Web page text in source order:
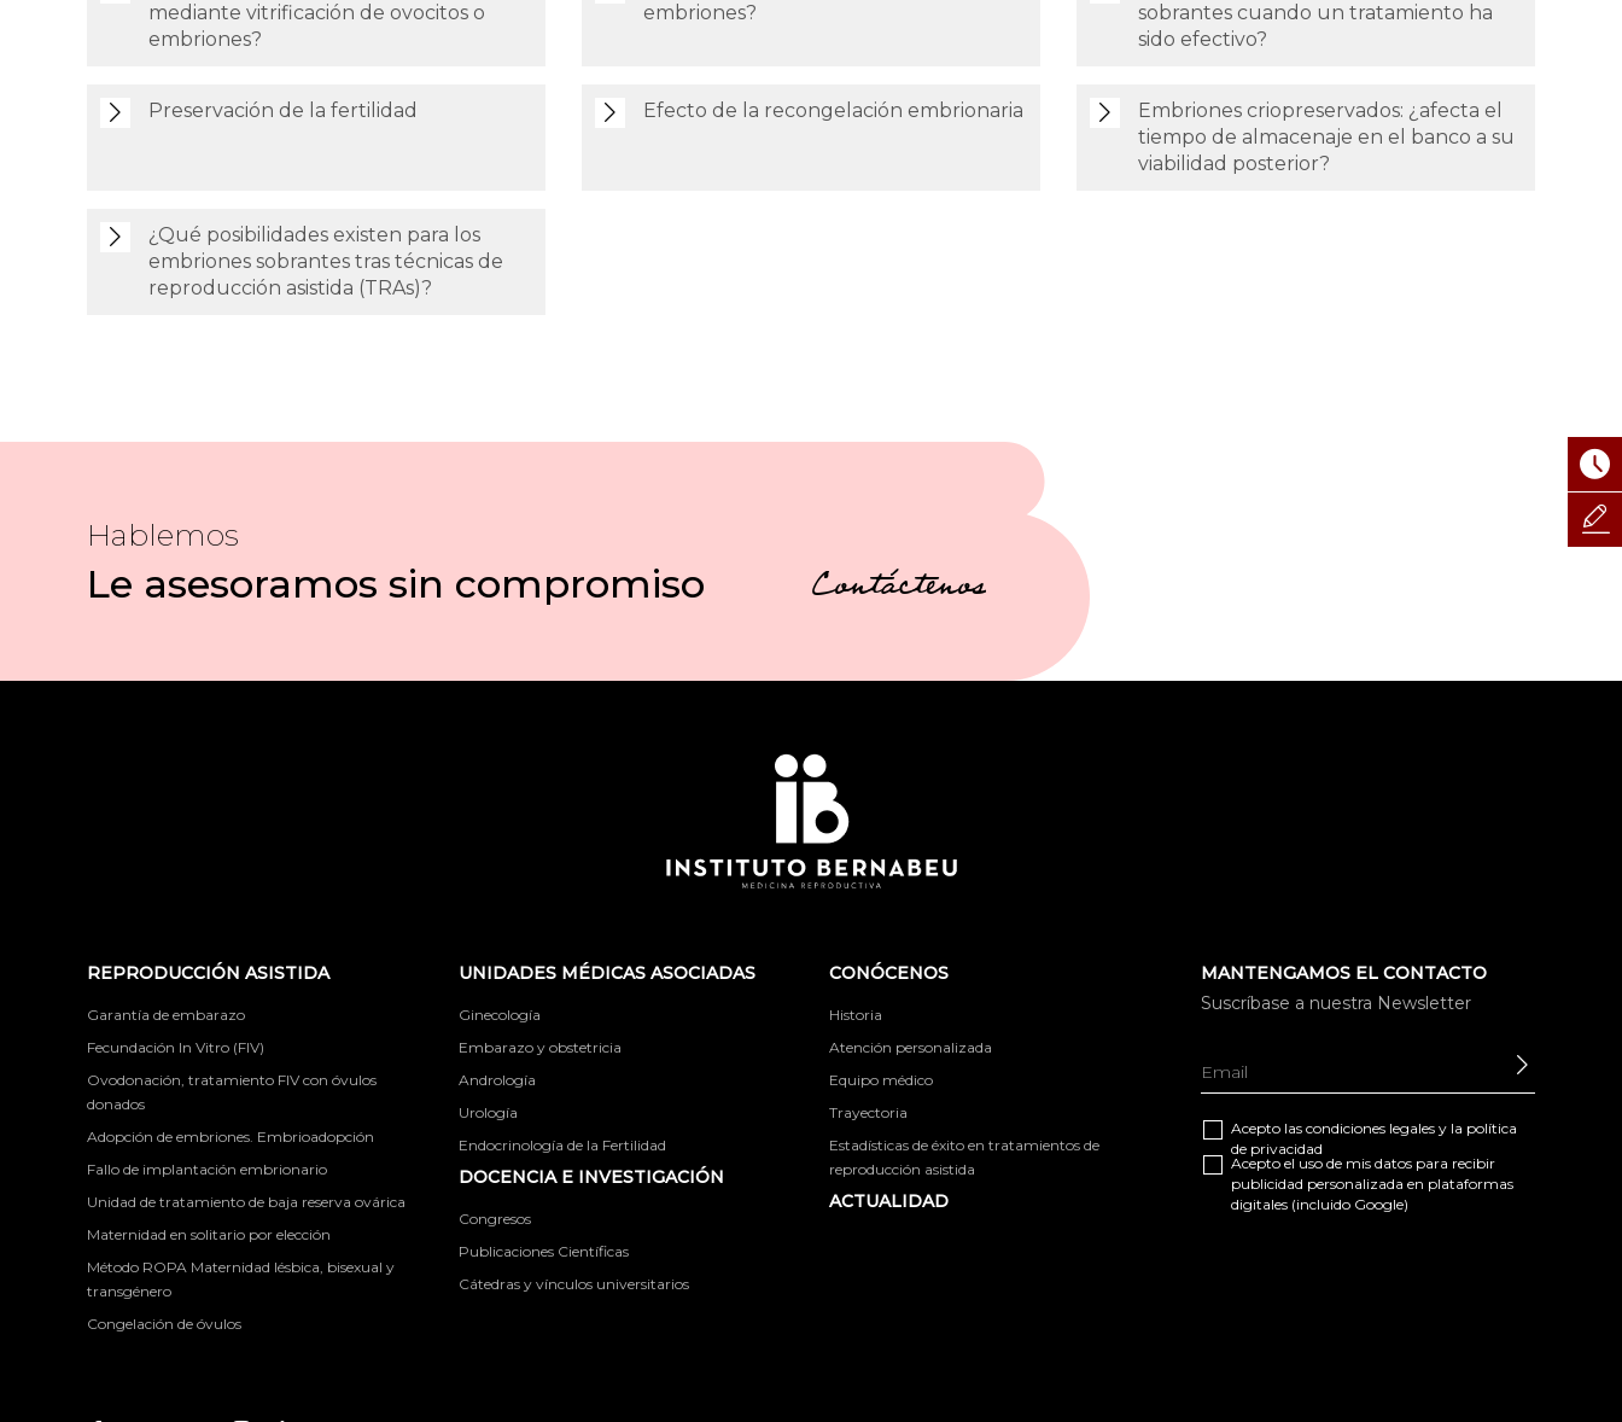
mediante vitrificación de ovocitos o
embriones?
embriones?
sobrantes cuando un tratamiento ha
sido efectivo?
Preservación de la fertilidad Efecto de la recongelación embrionaria
Embriones criopreservados: ¿afecta el
tiempo de almacenaje en el banco a su
viabilidad posterior?
¿Qué posibilidades existen para los
embriones sobrantes tras técnicas de
reproducción asistida (TRAs)?
Hablemos
Le asesoramos sin compromiso Contáctenos
REPRODUCCIÓN ASISTIDA
Garantía de embarazo
Fecundación In Vitro (FIV)
Ovodonación, tratamiento FIV con óvulos
donados
Adopción de embriones. Embrioadopción
Fallo de implantación embrionario
Unidad de tratamiento de baja reserva ovárica
Maternidad en solitario por elección
Método ROPA Maternidad lésbica, bisexual y
transgénero
Congelación de óvulos
UNIDADES MÉDICAS ASOCIADAS
Ginecología
Embarazo y obstetricia
Andrología
Urología
Endocrinología de la Fertilidad
DOCENCIA E INVESTIGACIÓN
Congresos
Publicaciones Científicas
Cátedras y vínculos universitarios
CONÓCENOS
Historia
Atención personalizada
Equipo médico
Trayectoria
Estadísticas de éxito en tratamientos de
reproducción asistida
ACTUALIDAD
MANTENGAMOS EL CONTACTO
Suscríbase a nuestra Newsletter
Acepto las condiciones legalesy la política
de privacidad
Acepto el uso de mis datos para recibir
publicidad personalizada en plataformas
digitales (incluido Google)